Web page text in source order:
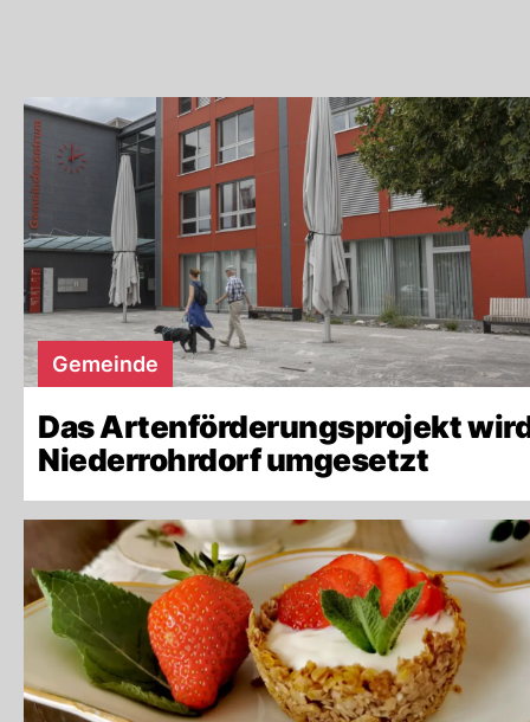
Gemeinde
Das Artenförderungsprojekt
Niederrohrdorf umgesetzt